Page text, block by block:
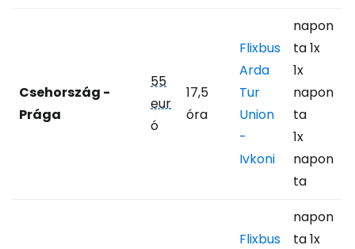
Csehország -
Prága
55
eur
ó
17,5
óra
Flixbus
Arda
Tur
Union
-
Ivkoni
napon
ta 1x
1x
napon
ta
1x
napon
ta
Flixbus
napon
ta 1x